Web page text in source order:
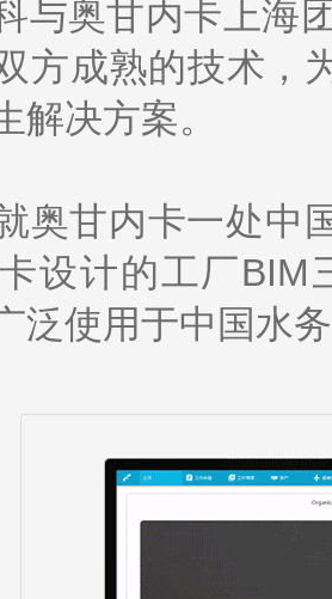
与奥甘内卡上海
方成熟的技术，
解决方案。
甘内卡一处中国
设计的工厂BIM
泛使用于中国水